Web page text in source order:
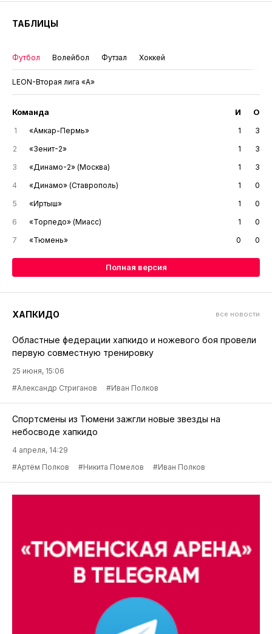
ТАБЛИЦЫ
Футбол Волейбол Футзал Хоккей
LEON-Вторая лига «А»
Команда И О
1 «Амкар-Пермь» 1
3
2
«Зенит-2» 1
3
3
«Динамо-2» (Москва) 1
3
4
«Динамо» (Ставрополь) 1
0
5
«Иртыш» 1
0
6
«Торпедо» (Миасс) 1
0
7
«Тюмень» 0 0
Полная версия
ХАПКИДО все новости
Областные федерации хапкидо и ножевого боя провели
первую совместную тренировку
25 июня, 15:06
#Александр Стриганов
#Иван Полков
Спортсмены из Тюмени зажгли новые звезды на
небосводе хапкидо
4 апреля, 14:29
#Артём Полков
#Никита Помелов #Иван Полков